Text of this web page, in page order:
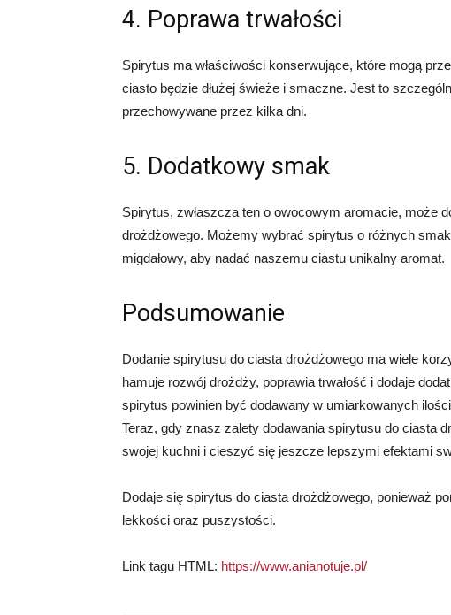
4. Poprawa trwałości
Spirytus ma właściwości konserwujące, które mogą
ciasto będzie dłużej świeże i smaczne. Jest to
przechowywane przez kilka dni.
5. Dodatkowy smak
Spirytus, zwłaszcza ten o owocowym aromacie, może
drożdżowego. Możemy wybrać spirytus o różnych
migdałowy, aby nadać naszemu ciastu unikalny aromat.
Podsumowanie
Dodanie spirytusu do ciasta drożdżowego ma wiele
hamuje rozwój drożdży, poprawia trwałość i dodaje
spirytus powinien być dodawany w umiarkowanych
Teraz, gdy znasz zalety dodawania spirytusu do ciasta
swojej kuchni i cieszyć się jeszcze lepszymi efektami
Dodaje się spirytus do ciasta drożdżowego, ponieważ
lekkości oraz puszystości.
Link tagu HTML: https://www.anianotuje.pl/